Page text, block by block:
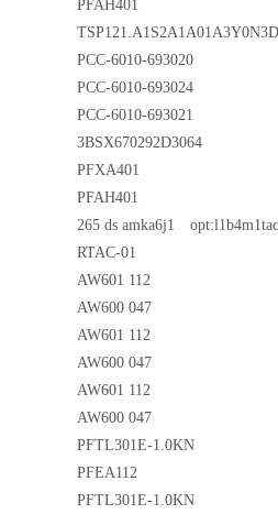
PFAH401
PCC-6010-693020
PCC-6010-693024
PCC-6010-693021
3BSX670292D3064
PFXA401
PFAH401
265 ds amka6j1
RTAC-01
AW601 112
AW600 047
AW601 112
AW600 047
AW601 112
AW600 047
PFTL301E-1.0KN
PFEA112
PFTL301E-1.0KN